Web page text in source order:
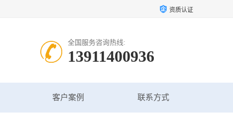
资质认证
全国服务咨询热线:
13911400936
客户案例 联系方式